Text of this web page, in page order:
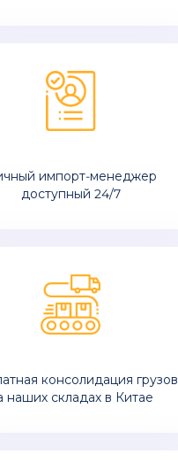
импорт-менеджер
доступный 24/7
консолидация грузов
наших складах в Китае